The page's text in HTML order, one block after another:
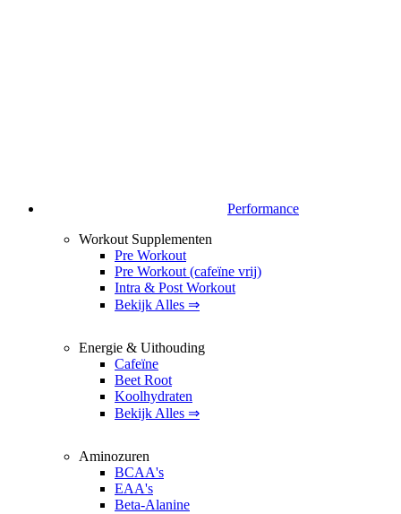
Performance
Workout Supplementen
Pre Workout
Pre Workout (cafeïne vrij)
Intra & Post Workout
Bekijk Alles ⇒
Energie & Uithouding
Cafeïne
Beet Root
Koolhydraten
Bekijk Alles ⇒
Aminozuren
BCAA's
EAA's
Beta-Alanine